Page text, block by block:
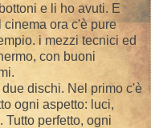
e li ho avuti. E
ora c'è pure
i mezzi tecnici ed
con buoni
dischi. Nel primo c'è
ogni aspetto: luci,
Tutto perfetto, ogni